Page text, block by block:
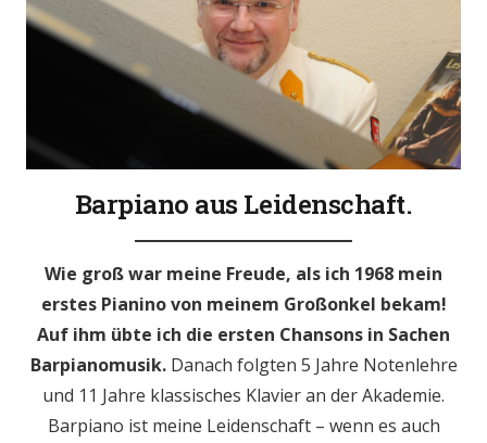
Barpiano aus Leidenschaft.
Wie groß war meine Freude, als ich 1968 mein
erstes Pianino von meinem Großonkel bekam!
Auf ihm übte ich die ersten Chansons in Sachen
Barpianomusik. Danach folgten 5 Jahre Notenlehre
und 11 Jahre klassisches Klavier an der Akademie.
Barpiano ist meine Leidenschaft – wenn es auch